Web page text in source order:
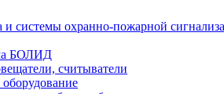
и системы охранно-пожарной
БОЛИД
считыватели